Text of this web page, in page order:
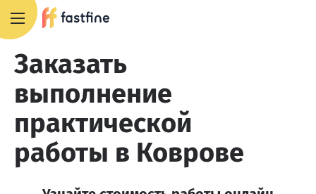
Заказать
выполнение
практической
работы в Коврове